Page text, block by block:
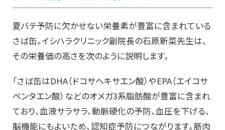
夏バテ予防に欠かせない栄養素が豊富に含まれている
さば缶。イシハラクリニック副院長の石原新菜先生は、
その栄養価の高さを次のように説明します。
「さば缶はDHA（ドコサヘキサエン酸）やEPA（エイコサ
ペンタエン酸）などのオメガ3系脂肪酸が豊富に含まれ
ており、血液サラサラ、動脈硬化の予防、血圧を下げる、
脳機能にもよいため、認知症予防につながります。筋肉